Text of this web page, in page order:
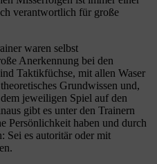
verantwortlich für große
waren selbst
Anerkennung bei den
Taktikfüchse, mit allen Waser
Grundwissen und,
jeweiligen Spiel auf den
gibt es unter den Trainern
Persönlichkeit haben und durch
Sei es autoritär oder mit